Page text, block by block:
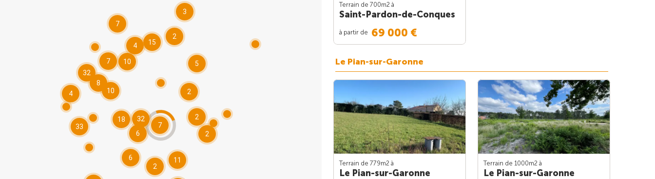
4
32
10
8
7
33
15
5
32
18
7
10
6
6
11
4
7
2
2
3
2
2
2
Terrain de 700m2 à
Saint-Pardon-de-Conques
à partir de 69 000 €
Le Pian-sur-Garonne
Terrain de 779m2 à
Le Pian-sur-Garonne
Terrain de 1000m2 à
Le Pian-sur-Garonne